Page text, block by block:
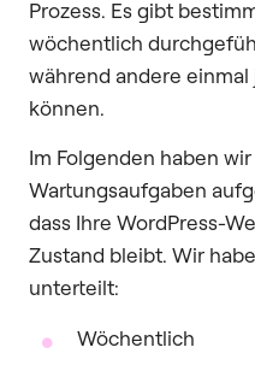
Prozess. Es gibt
wöchentlich
während andere
können.
Im Folgenden haben
Wartungsaufgaben
dass Ihre WordPress-
Zustand bleibt. Wir
unterteilt:
Wöchentlich